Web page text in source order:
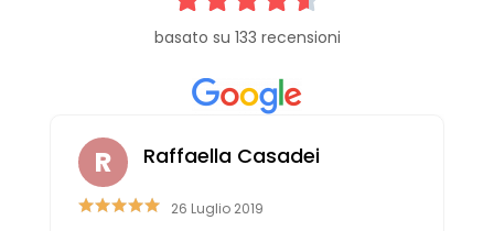
basato su 133 recensioni
Raffaella Casadei
26 Luglio 2019